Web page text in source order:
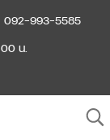
092-993-5585
น.